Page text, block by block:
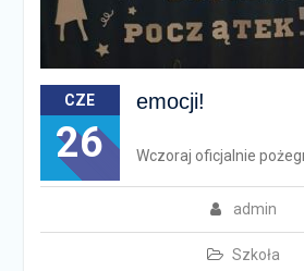
CZE
26
emocji!
admin
Szkoła
Wczoraj oficjalnie